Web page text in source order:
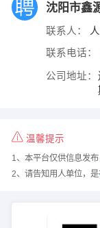
沈阳市鑫
联系人：
联系电话：
公司地址：
温馨提示
1、本平台仅供信息发
2、请告知用人单位，是